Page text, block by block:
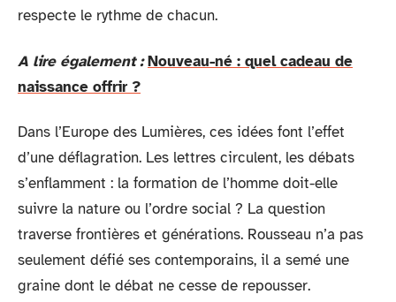
respecte le rythme de chacun.
A lire également : Nouveau-né : quel cadeau de
naissance offrir ?
Dans l’Europe des Lumières, ces idées font l’effet
d’une déflagration. Les lettres circulent, les débats
s’enflamment : la formation de l’homme doit-elle
suivre la nature ou l’ordre social ? La question
traverse frontières et générations. Rousseau n’a pas
seulement défié ses contemporains, il a semé une
graine dont le débat ne cesse de repousser.